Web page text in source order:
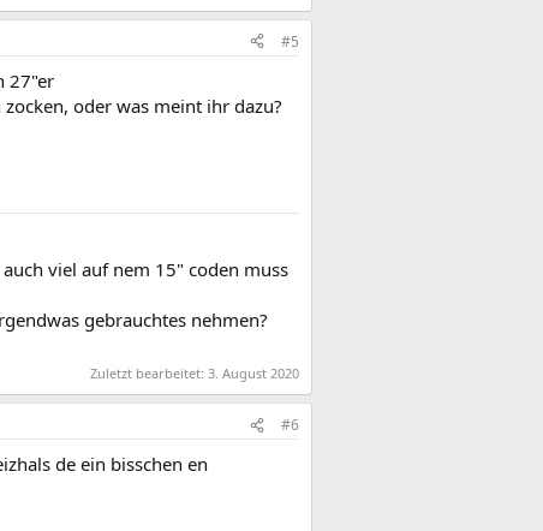
#5
27"er
oder was meint ihr dazu?
viel auf nem 15" coden muss
gebrauchtes nehmen?
Zuletzt bearbeitet: 3. August 2020
#6
de ein bisschen en